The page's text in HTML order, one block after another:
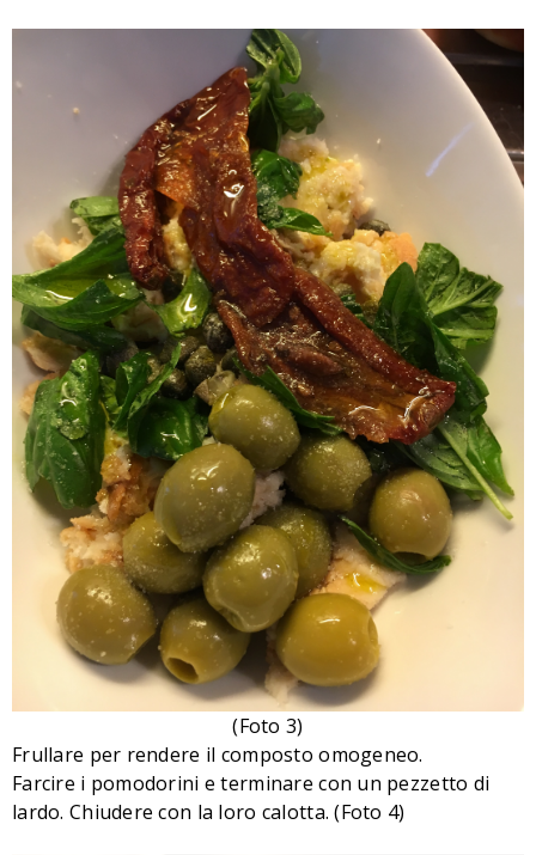
(Foto 3)
Frullare per rendere il composto omogeneo.
Farcire i pomodorini e terminare con un pezzetto di
lardo. Chiudere con la loro calotta.(Foto 4)